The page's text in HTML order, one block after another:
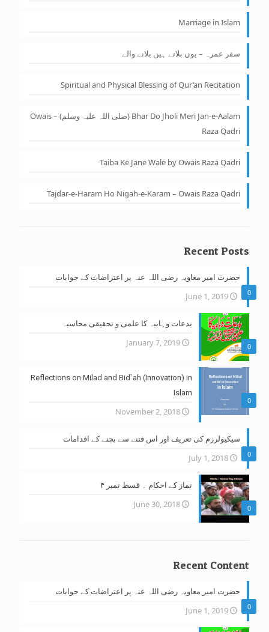
Marriage in Islam
سفر عمرہ – یوں بلاتے ہیں بلانے والے
Spiritual and Physical Blessing of Qur’an Recitation
Bhar Do Jholi Meri Jan-e-Aalam (صلی اللہ علیہ وسلم) – Owais
Raza Qadri
Taiba Ke Jane Wale by Owais Raza Qadri
Tajdar-e-Haram Ho Nigah-e-Karam – Owais Raza Qadri
Recent Posts
0
حضرت امیر معاویہ رضی اللہ عنہ پر اعتراضات کے جوابات
June 1, 2019
0
بدعات وہابیہ کا علمی و تحقیقی محاسبہ
January 7, 2019
0
Reflections on Milad and Bid`ah (Innovation) in
Islam
November 2, 2018
0
سیکیولرزم کی تعریف اور اس فتنے سے بچنے کے اقدامات
July 1, 2018
0
نماز کے احکام ۔ قسط نمبر ۴
June 30, 2018
Recent Content
0
حضرت امیر معاویہ رضی اللہ عنہ پر اعتراضات کے جوابات
June 1, 2019